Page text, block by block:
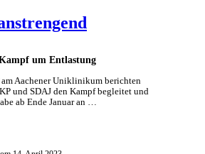
um Entlastung
Aachener Uniklinikum berichten
und SDAJ den Kampf begleitet und
ab Ende Januar an …